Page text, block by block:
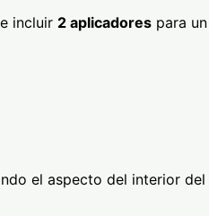
incluir 2 aplicadores para
el aspecto del interior